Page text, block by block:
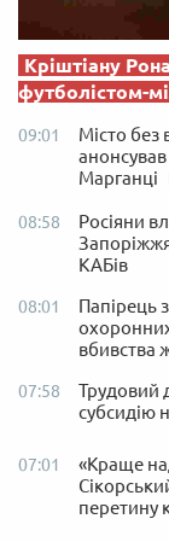
Кріштіану
футболістом-
09:01
Місто без
Марганці
08:58
Росіяни
КАБів
08:01
Папірець
вбивства
07:58
Трудовий
субсидію
07:01
«Краще
перетину